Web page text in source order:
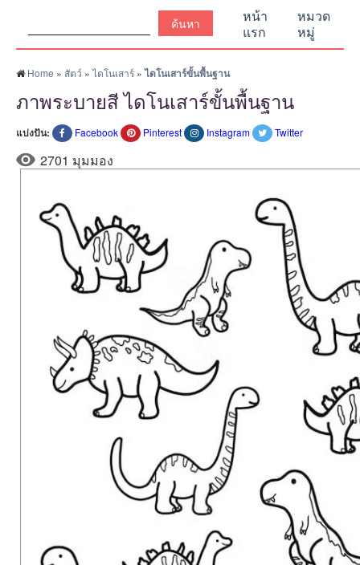
หน้า
แรก
หมวด
หมู่
Home » สัตว์ »ไดโนเสาร์ »ไดโนเสาร์ขั้นพื้นฐาน
ภาพระบายสี ไดโนเสาร์ขั้นพื้นฐาน
แบ่งปัน: Facebook Pinterest Instagram Twitter
2701 มุมมอง